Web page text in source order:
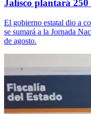
Jalisco plantará
El gobierno estatal dio a
se sumará a la Jornada
de agosto.